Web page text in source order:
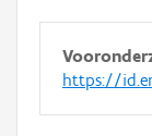
https://